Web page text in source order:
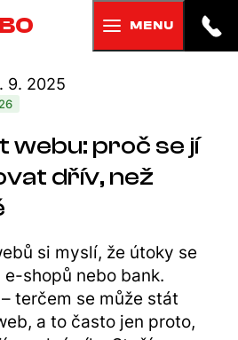
MENU
9. 2025
webu: proč se jí
dřív, než
si myslí, že útoky se
shopů nebo bank.
terčem se může stát
a to často jen proto,